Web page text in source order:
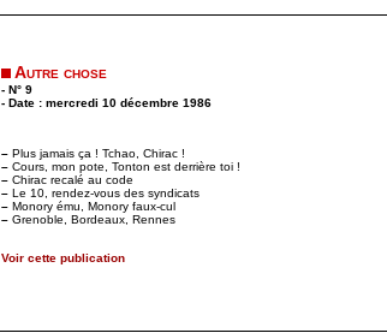
Autre chose
- N° 9
- Date : mercredi 10 décembre 1986
– Plus jamais ça ! Tchao, Chirac !
– Cours, mon pote, Tonton est derrière toi !
– Chirac recalé au code
– Le 10, rendez-vous des syndicats
– Monory ému, Monory faux-cul
– Grenoble, Bordeaux, Rennes
Voir cette publication